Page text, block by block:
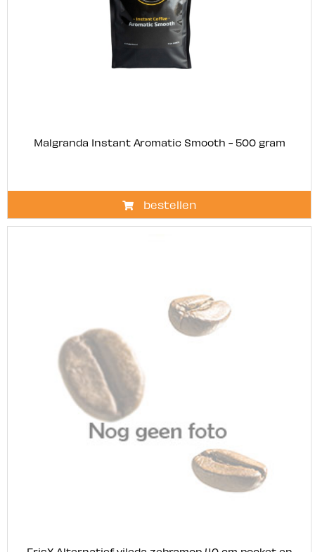
Malgranda Instant Aromatic Smooth - 500 gram
bestellen